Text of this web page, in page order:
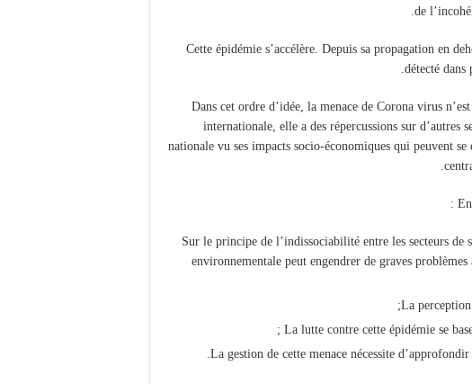
de
.
Cette épidémie s’accélère. Depuis sa propagation en
détecté dans
Dans cet ordre d’idée, la menace de Corona virus
internationale, elle a des répercussions sur d’autres
nationale vu ses impacts socio-économiques qui peuvent
Sur le principe de l’indissociabilité entre les secteurs
environnementale peut engendrer de graves
La
;
La lutte contre cette épidémie se
La gestion de cette menace nécessite